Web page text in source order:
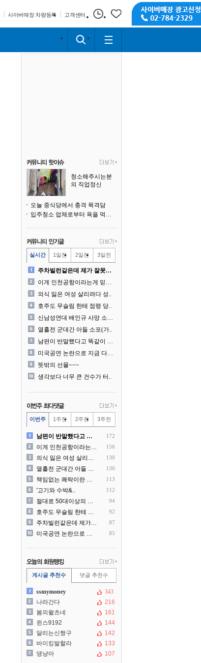
사이버매장 차량등록 고객센터
청소해주시는분
의 직업정신
오늘 중식당에서 충격 목격담
입주청소 업체로부터 욕을 먹고 있습니다
실시간 1일전 2일전 3일전
주차빌런같은데 제가 잘못한건..
이게 인천공항이라는게 믿겨지..
의식 잃은 여성 살리려다 성..
호주도 무슬림 한테 점령 당..
신남성연대 배인규 사망 소식..
열흘전 군대간 아들 소포(가..
남편이 반말했다고 똑같이 반..
미국공연 논란으로 지금 다시..
뜻밖의 선물~~~
생각보다 너무 큰 건수가 터..
이번주 1주전 2주전 3주전
남편이 반말했다고 똑같이 반.. 172
이게 인천공항이라는게 믿겨지.. 156
의식 잃은 여성 살리려다 성.. 130
열흘전 군대간 아들 소포(가.. 130
책임없는 쾌락이란 말에 빡친.. 113
'고기와 수박&.. 112
절대로 50대이상의 딜러를 .. 94
호주도 무슬림 한테 점령 당.. 92
주차빌런같은데 제가 잘못한건.. 87
미국공연 논란으로 지금 다시.. 85
게시글 추천수 댓글 추천수
ssmymoney
343
나라간다
216
봄의왈츠네
161
윈스9192
144
달리는신짱구
142
바이킹발할라
133
댕냥아
107